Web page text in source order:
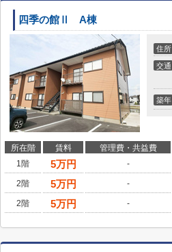
四季の館Ⅱ A棟
住所
交通
築年
所在階 賃料 管理費・共益費
1階
5万円 -
2階
5万円 -
2階
5万円 -